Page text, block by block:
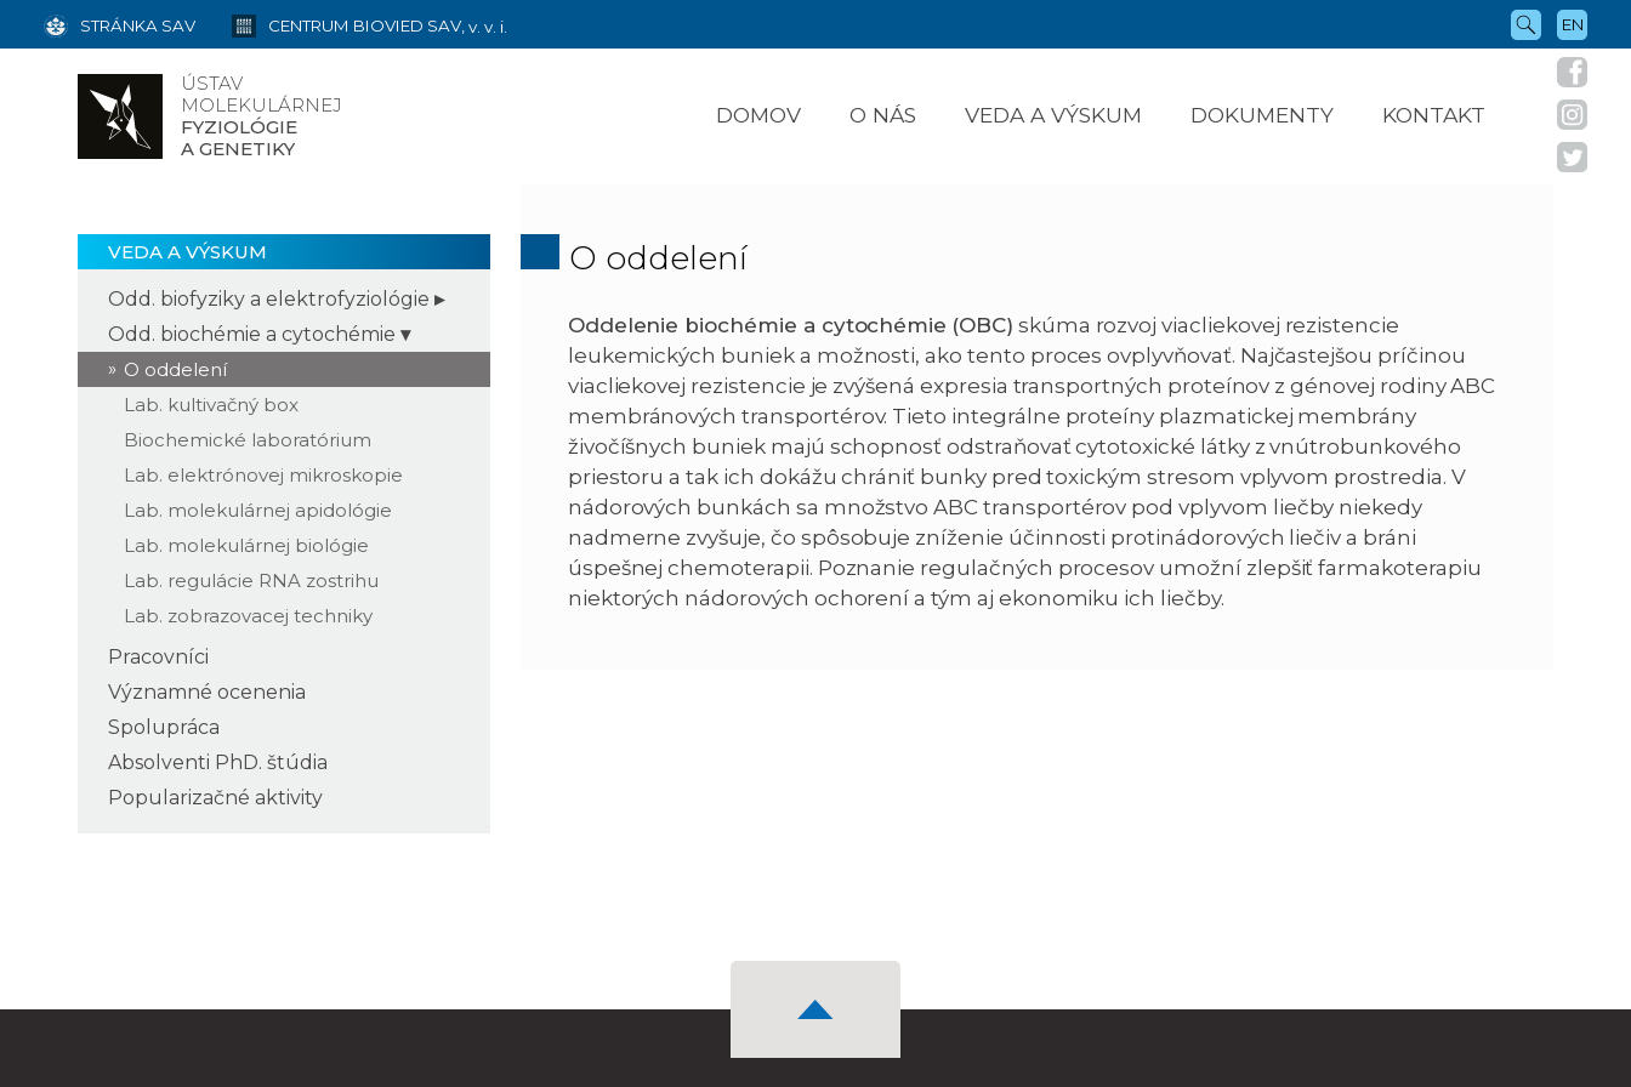
ÚSTAV
MOLEKULÁRNEJ
FYZIOLÓGIE
A GENETIKY
DOMOV O NÁS VEDA A VÝSKUM DOKUMENTY KONTAKT
STRÁNKA SAV CENTRUM BIOVIED SAV, v. v. i. EN
VEDA A VÝSKUM
Odd. biofyziky a elektrofyziológie
Odd. biochémie a cytochémie
O oddelení
Lab. kultivačný box
Biochemické laboratórium
Lab. elektrónovej mikroskopie
Lab. molekulárnej apidológie
Lab. molekulárnej biológie
Lab. regulácie RNA zostrihu
Lab. zobrazovacej techniky
Pracovníci
Významné ocenenia
Spolupráca
Absolventi PhD. štúdia
Popularizačné aktivity
O oddelení
Oddelenie biochémie a cytochémie (OBC) skúma rozvoj viacliekovej rezistencie
leukemických buniek a možnosti, ako tento proces ovplyvňovať. Najčastejšou príčinou
viacliekovej rezistencie je zvýšená expresia transportných proteínov z génovej rodiny ABC
membránových transportérov. Tieto integrálne proteíny plazmatickej membrány
živočíšnych buniek majú schopnosť odstraňovať cytotoxické látky z vnútrobunkového
priestoru a tak ich dokážu chrániť bunky pred toxickým stresom vplyvom prostredia. V
nádorových bunkách sa množstvo ABC transportérov pod vplyvom liečby niekedy
nadmerne zvyšuje, čo spôsobuje zníženie účinnosti protinádorových liečiv a bráni
úspešnej chemoterapii. Poznanie regulačných procesov umožní zlepšiť farmakoterapiu
niektorých nádorových ochorení a tým aj ekonomiku ich liečby.